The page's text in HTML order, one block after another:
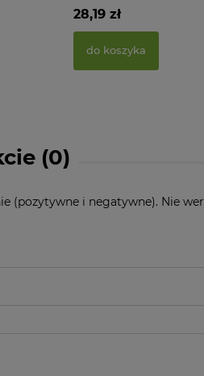
28,19 zł
do koszyka
(0)
(pozytywne i negatywne). Nie